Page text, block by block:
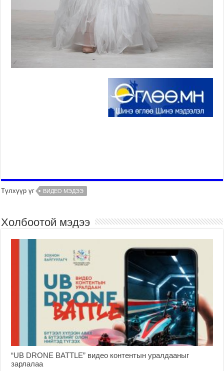
Түлхүүр үг ВИДЕО МЭДЭЭ
Холбоотой мэдээ
“UB DRONE BATTLE” видео контентын уралдааныг
зарлалаа